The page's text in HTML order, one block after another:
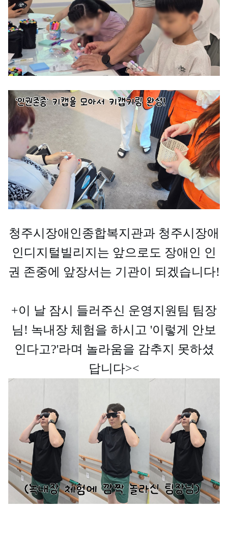
청주시장애인종합복지관과 청주시장애
인디지털빌리지는 앞으로도 장애인 인
권 존중에 앞장서는 기관이 되겠습니다!
+이 날 잠시 들러주신 운영지원팀 팀장
님! 녹내장 체험을 하시고 '이렇게 안보
인다고?'라며 놀라움을 감추지 못하셨
답니다><